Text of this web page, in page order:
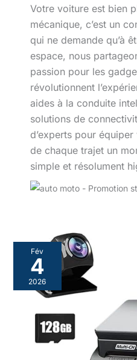
Votre voiture est bien
mécanique, c’est un
qui ne demande qu’à
espace, nous
passion pour les
révolutionnent
aides à la conduite
solutions de
d’experts pour
de chaque trajet un
simple et résolument
Fév
4
2026